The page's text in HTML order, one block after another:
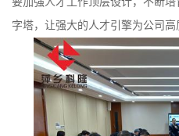
留
字塔，让强大的人才引擎为公司高